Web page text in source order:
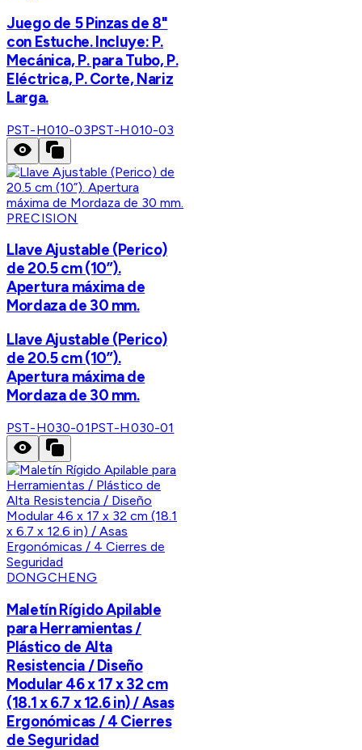
Juego de 5 Pinzas de 8"
con Estuche. Incluye: P.
Mecánica, P. para Tubo, P.
Eléctrica, P. Corte, Nariz
Larga.
PST-H010-03PST-H010-03
PRECISION
Llave Ajustable (Perico)
de 20.5 cm (10”).
Apertura máxima de
Mordaza de 30 mm.
Llave Ajustable (Perico)
de 20.5 cm (10”).
Apertura máxima de
Mordaza de 30 mm.
PST-H030-01PST-H030-01
DONGCHENG
Maletín Rígido Apilable
para Herramientas /
Plástico de Alta
Resistencia / Diseño
Modular 46 x 17 x 32 cm
(18.1 x 6.7 x 12.6 in) / Asas
Ergonómicas / 4 Cierres
de Seguridad